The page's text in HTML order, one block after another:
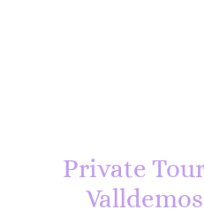
Private